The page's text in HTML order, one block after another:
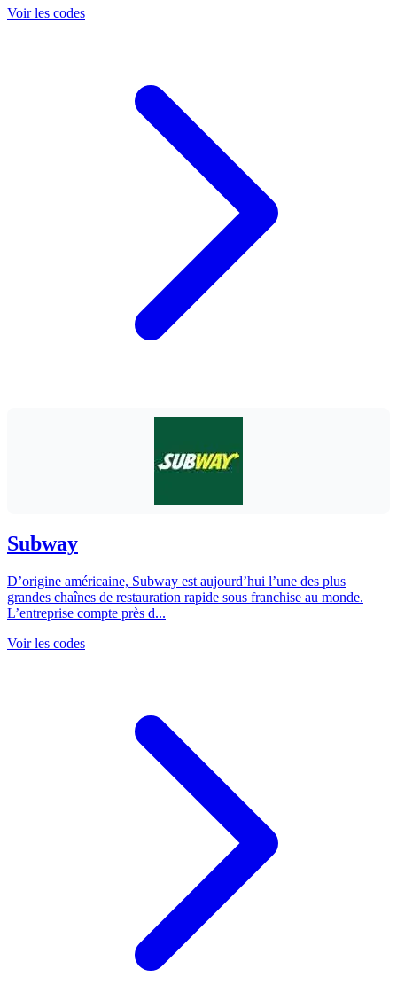
Voir les codes
Subway
D’origine américaine, Subway est aujourd’hui l’une des plus
grandes chaînes de restauration rapide sous franchise au monde.
L’entreprise compte près d...
Voir les codes